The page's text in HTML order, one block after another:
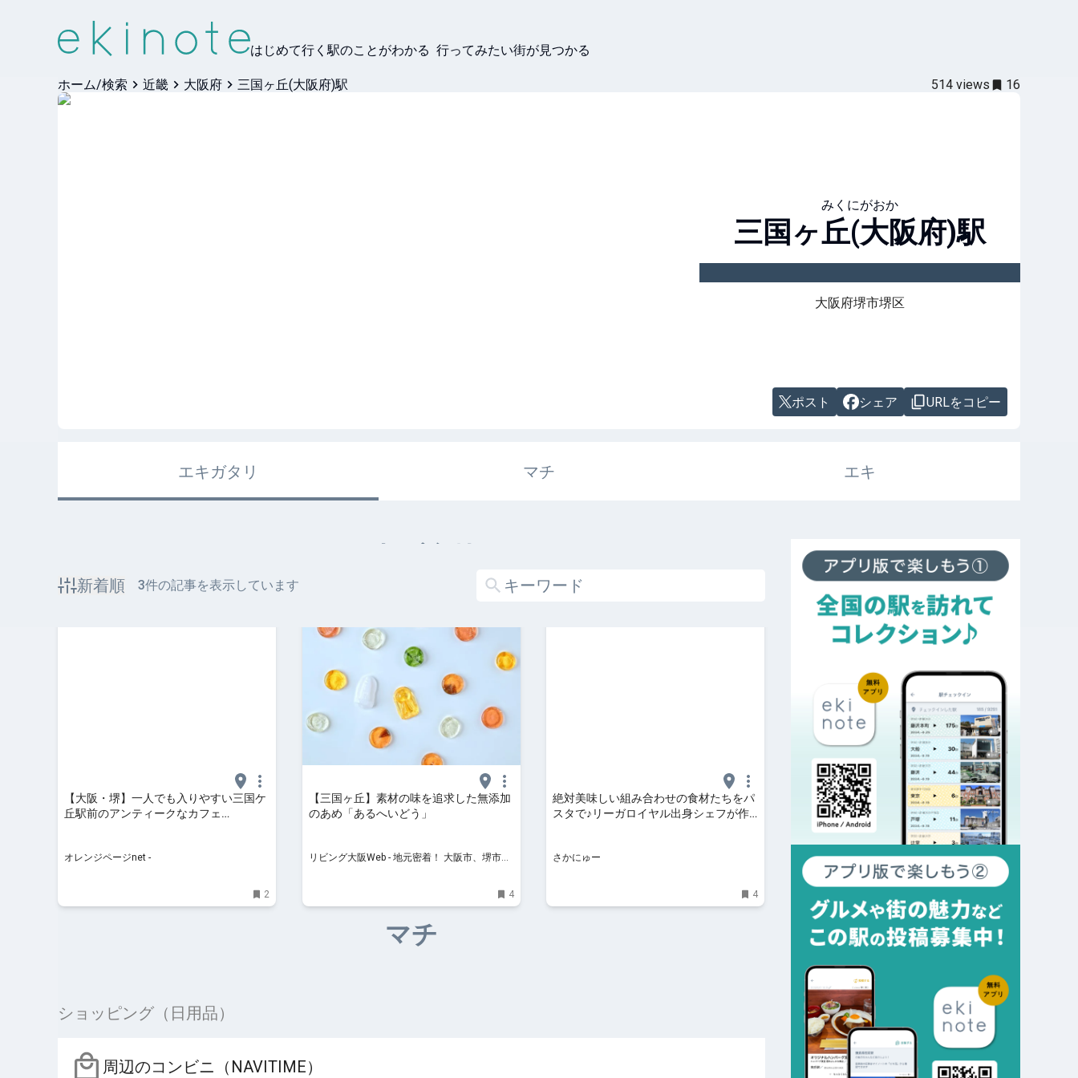
はじめて行く駅のことがわかる 行ってみたい街が見つかる
ホーム/検索 近畿 大阪府 三国ヶ丘(大阪府)駅 514 views 16
みくにがおか
三国ヶ丘(大阪府)駅
大阪府堺市堺区
ポスト シェア URLをコピー
エキガタリ マチ エキ
エキガタリ
新着順 3件の記事を表示しています
【大阪・堺】一人でも入りやすい三国ケ
丘駅前のアンティークなカフェ
オレンジページnet -
2
【三国ヶ丘】素材の味を追求した無添加
のあめ「あるへいどう」
リビング大阪Web - 地元密着！ 大阪市、堺市、
4
絶対美味しい組み合わせの食材たちをパ
スタで♪リーガロイヤル出身シェフが作
さかにゅー
4
マチ
ショッピング（日用品）
周辺のコンビニ（NAVITIME）